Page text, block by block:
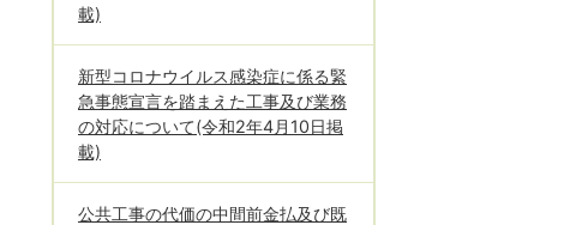
載)
新型コロナウイルス感染症に係る緊
急事態宣言を踏まえた工事及び業務
の対応について(令和2年4月10日掲
載)
公共工事の代価の中間前金払及び既